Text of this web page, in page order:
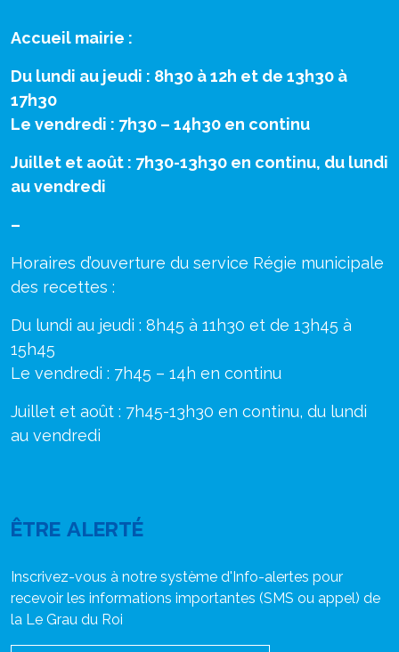
Accueil mairie :
Du lundi au jeudi : 8h30 à 12h et de 13h30 à
17h30
Le vendredi : 7h30 – 14h30 en continu
Juillet et août : 7h30-13h30 en continu, du lundi
au vendredi
–
Horaires d’ouverture du service Régie municipale
des recettes :
Du lundi au jeudi : 8h45 à 11h30 et de 13h45 à
15h45
Le vendredi : 7h45 – 14h en continu
Juillet et août : 7h45-13h30 en continu, du lundi
au vendredi
ÊTRE ALERTÉ
Inscrivez-vous à notre système d'Info-alertes pour
recevoir les informations importantes (SMS ou appel) de
la Le Grau du Roi